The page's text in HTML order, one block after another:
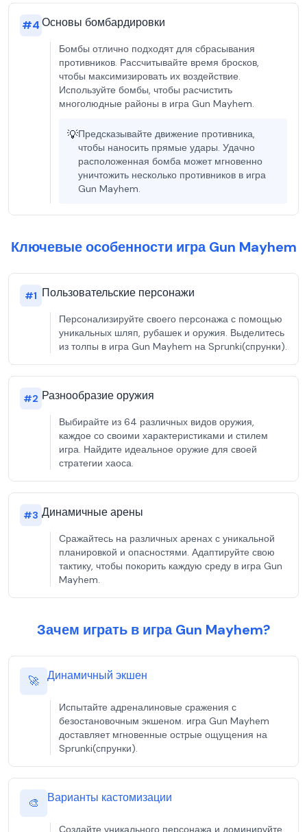
#4Основы бомбардировки
Бомбы отлично подходят для сбрасывания
противников. Рассчитывайте время бросков,
чтобы максимизировать их воздействие.
Используйте бомбы, чтобы расчистить
многолюдные районы в игра Gun Mayhem.
💡Предсказывайте движение противника,
чтобы наносить прямые удары. Удачно
расположенная бомба может мгновенно
уничтожить несколько противников в игра
Gun Mayhem.
Ключевые особенности игра Gun Mayhem
#1 Пользовательские персонажи
Персонализируйте своего персонажа с помощью
уникальных шляп, рубашек и оружия. Выделитесь
из толпы в игра Gun Mayhem на Sprunki(спрунки).
#2 Разнообразие оружия
Выбирайте из 64 различных видов оружия,
каждое со своими характеристиками и стилем
игра. Найдите идеальное оружие для своей
стратегии хаоса.
#3 Динамичные арены
Сражайтесь на различных аренах с уникальной
планировкой и опасностями. Адаптируйте свою
тактику, чтобы покорить каждую среду в игра Gun
Mayhem.
Зачем играть в игра Gun Mayhem?
🚀 Динамичный экшен
Испытайте адреналиновые сражения с
безостановочным экшеном. игра Gun Mayhem
доставляет мгновенные острые ощущения на
Sprunki(спрунки).
🎨 Варианты кастомизации
Создайте уникального персонажа и доминируйте